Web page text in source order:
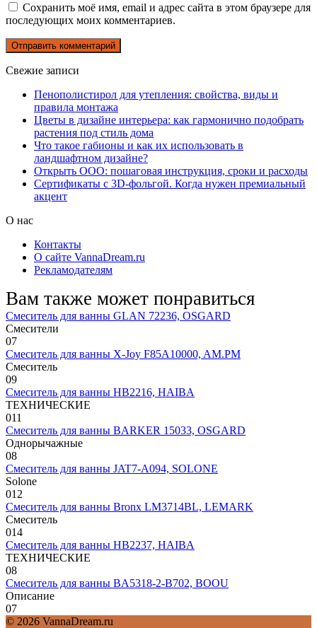
Сохранить моё имя, email и адрес сайта в этом браузере для
последующих моих комментариев.
Свежие записи
Пенополистирол для утепления: свойства, виды и
правила монтажа
Цветы в дизайне интерьера: как гармонично подобрать
растения под стиль дома
Что такое габионы и как их использовать в
ландшафтном дизайне?
Открыть ООО: пошаговая инструкция, сроки и расходы
Сертификаты с 3D-фольгой. Когда нужен премиальный
акцент
О нас
Контакты
О сайте VannaDream.ru
Рекламодателям
Вам также может понравиться
Смеситель для ванны GLAN 72236, OSGARD
Смесители
07
Смеситель для ванны X-Joy F85A10000, AM.PM
Смеситель
09
Смеситель для ванны HB2216, HAIBA
ТЕХНИЧЕСКИЕ
011
Смеситель для ванны BARKER 15033, OSGARD
Однорычажные
08
Смеситель для ванны JAT7-A094, SOLONE
Solone
012
Смеситель для ванны Bronx LM3714BL, LEMARK
Смеситель
014
Смеситель для ванны HB2237, HAIBA
ТЕХНИЧЕСКИЕ
08
Смеситель для ванны BA5318-2-B702, BOOU
Описание
07
© 2026 VannaDream.ru